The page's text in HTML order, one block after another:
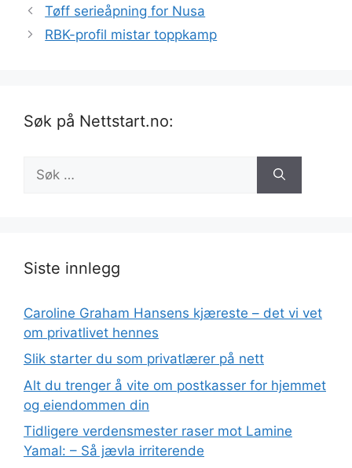
Tøff serieåpning for Nusa
RBK-profil mistar toppkamp
Søk på Nettstart.no:
etter:
Siste innlegg
Caroline Graham Hansens kjæreste – det vi vet
om privatlivet hennes
Slik starter du som privatlærer på nett
Alt du trenger å vite om postkasser for hjemmet
og eiendommen din
Tidligere verdensmester raser mot Lamine
Yamal: – Så jævla irriterende